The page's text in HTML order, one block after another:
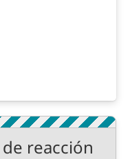
reacción